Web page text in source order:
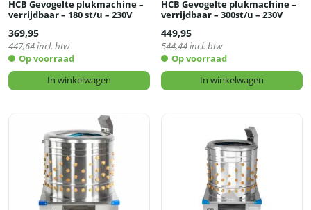
HCB Gevogelte plukmachine –
verrijdbaar – 180 st/u – 230V
369,95
447,64incl. btw
Op voorraad
In winkelwagen
HCB Gevogelte plukmachine –
verrijdbaar – 300st/u – 230V
449,95
544,44incl. btw
Op voorraad
In winkelwagen